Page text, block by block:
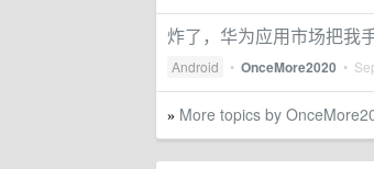
炸了，华为应用市场把我
Android • OnceMore2020 •
» More topics by